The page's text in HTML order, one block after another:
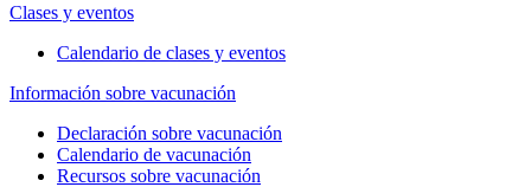
Clases y eventos
Calendario de clases y eventos
Información sobre vacunación
Declaración sobre vacunación
Calendario de vacunación
Recursos sobre vacunación